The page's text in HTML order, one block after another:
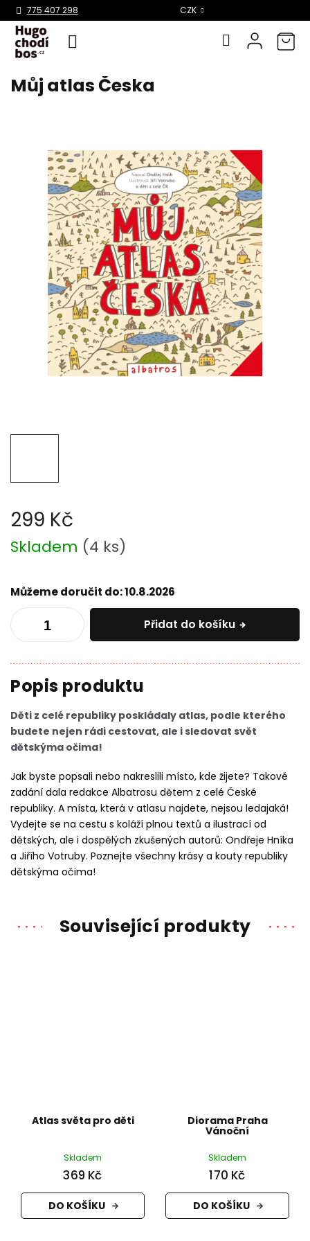
Přejít
775 407 298 CZK
Můj atlas Česka
299 Kč
Měrná
cena:
Skladem (4 ks)
Můžeme doručit do:10.8.2026
Přidat do košíku
Děti z celé republiky poskládaly atlas, podle kterého
budete nejen rádi cestovat, ale i sledovat svět
dětskýma očima!
Jak byste popsali nebo nakreslili místo, kde žijete? Takové
zadání dala redakce Albatrosu dětem z celé České
republiky. A místa, která v atlasu najdete, nejsou ledajaká!
Vydejte se na cestu s koláží plnou textů a ilustrací od
dětských, ale i dospělých zkušených autorů: Ondřeje Hníka
a Jiřího Votruby. Poznejte všechny krásy a kouty republiky
dětskýma očima!
Související produkty
Atlas světa pro děti
Skladem
369 Kč
DO KOŠÍKU
Diorama Praha
Vánoční
Skladem
170 Kč
DO KOŠÍKU